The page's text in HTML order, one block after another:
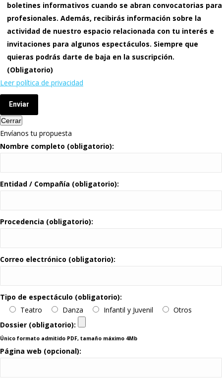
boletines informativos cuando se abran convocatorias para
profesionales. Además, recibirás información sobre la
actividad de nuestro espacio relacionada con tu interés e
invitaciones para algunos espectáculos. Siempre que
quieras podrás darte de baja en la suscripción.
(Obligatorio)
Leer política de privacidad
Enviar
Cerrar
Envíanos tu propuesta
Nombre completo (obligatorio):
Entidad / Compañía (obligatorio):
Procedencia (obligatorio):
Correo electrónico (obligatorio):
Tipo de espectáculo (obligatorio):
Teatro
Danza Infantil y Juvenil
Otros
Dossier (obligatorio):
Único formato admitido PDF, tamaño máximo 4Mb
Página web (opcional):